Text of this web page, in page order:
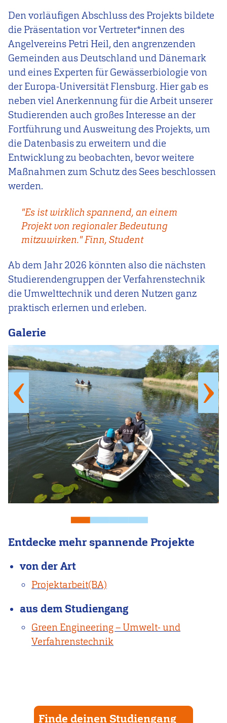
Den vorläufigen Abschluss des Projekts bildete
die Präsentation vor Vertreter*innen des
Angelvereins Petri Heil, den angrenzenden
Gemeinden aus Deutschland und Dänemark
und eines Experten für Gewässerbiologie von
der Europa-Universität Flensburg. Hier gab es
neben viel Anerkennung für die Arbeit unserer
Studierenden auch großes Interesse an der
Fortführung und Ausweitung des Projekts, um
die Datenbasis zu erweitern und die
Entwicklung zu beobachten, bevor weitere
Maßnahmen zum Schutz des Sees beschlossen
werden.
"Es ist wirklich spannend, an einem
Projekt von regionaler Bedeutung
mitzuwirken." Finn, Student
Ab dem Jahr 2026 könnten also die nächsten
Studierendengruppen der Verfahrenstechnik
die Umwelttechnik und deren Nutzen ganz
praktisch erlernen und erleben.
Galerie
Entdecke mehr spannende Projekte
von der Art
Projektarbeit(BA)
aus dem Studiengang
Green Engineering – Umwelt- und
Verfahrenstechnik
Finde deinen Studiengang